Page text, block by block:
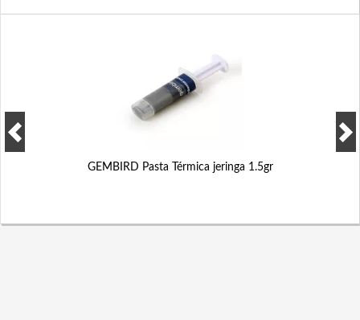
GEMBIRD Pasta Térmica jeringa 1.5gr